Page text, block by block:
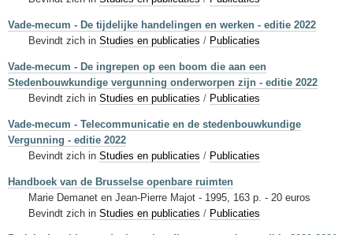
Vade-mecum - De tijdelijke handelingen en werken - editie 2022
Bevindt zich in Studies en publicaties / Publicaties
Vade-mecum - De ingrepen op een boom die aan een
Stedenbouwkundige vergunning onderworpen zijn - editie 2022
Bevindt zich in Studies en publicaties / Publicaties
Vade-mecum - Telecommunicatie en de stedenbouwkundige
Vergunning - editie 2022
Bevindt zich in Studies en publicaties / Publicaties
Handboek van de Brusselse openbare ruimten
Marie Demanet en Jean-Pierre Majot - 1995, 163 p. - 20 euros
Bevindt zich in Studies en publicaties / Publicaties